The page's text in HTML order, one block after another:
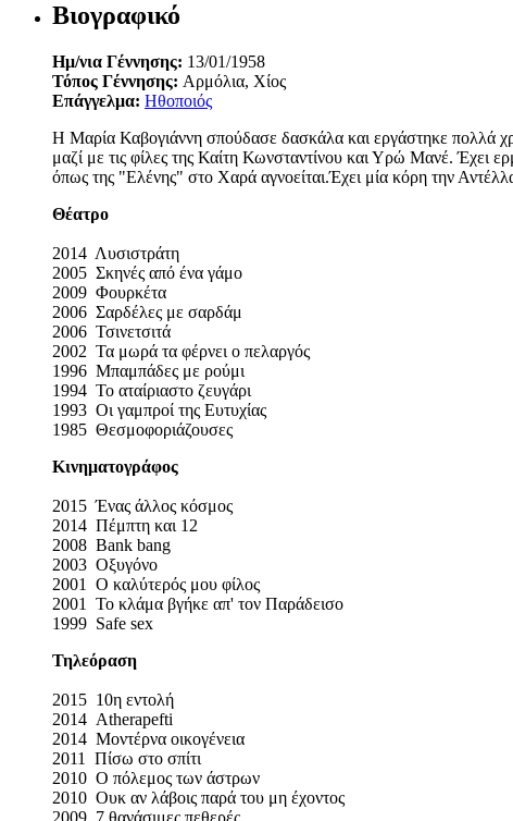
Βιογραφικό
Ημ/νια Γέννησης: 13/01/1958
Τόπος Γέννησης: Αρμόλια, Χίος
Επάγγελμα: Ηθοποιός
Η Μαρία Καβογιάννη σπούδασε δασκάλα και εργάστηκε πολλά
μαζί με τις φίλες της Καίτη Κωνσταντίνου και Υρώ Μανέ. Έχει
όπως της "Ελένης" στο Χαρά αγνοείται.Έχει μία κόρη την
Θέατρο
2014 Λυσιστράτη
2005 Σκηνές από ένα γάμο
2009 Φουρκέτα
2006 Σαρδέλες με σαρδάμ
2006 Τσινετσιτά
2002 Τα μωρά τα φέρνει ο πελαργός
1996 Μπαμπάδες με ρούμι
1994 Το αταίριαστο ζευγάρι
1993 Οι γαμπροί της Ευτυχίας
1985 Θεσμοφοριάζουσες
Κινηματογράφος
2015 Ένας άλλος κόσμος
2014 Πέμπτη και 12
2008 Bank bang
2003 Οξυγόνο
2001 Ο καλύτερός μου φίλος
2001 Το κλάμα βγήκε απ' τον Παράδεισο
1999 Safe sex
Τηλεόραση
2015 10η εντολή
2014 Atherapefti
2014 Μοντέρνα οικογένεια
2011 Πίσω στο σπίτι
2010 Ο πόλεμος των άστρων
2010 Ουκ αν λάβοις παρά του μη έχοντος